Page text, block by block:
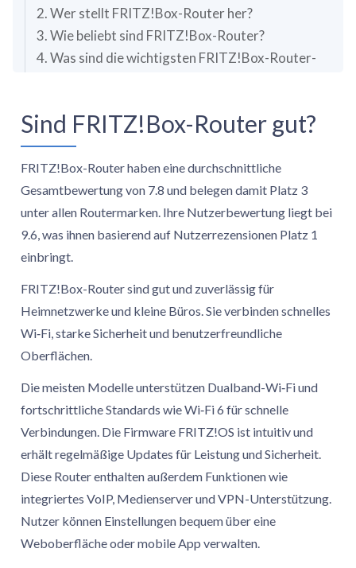
2. Wer stellt FRITZ!Box-Router her?
3. Wie beliebt sind FRITZ!Box-Router?
4. Was sind die wichtigsten FRITZ!Box-Router-
6. Worauf sollten Sie bei der Wahl des besten
FRITZ!Box-Routers achten?
Sind FRITZ!Box-Router gut?
FRITZ!Box-Router haben eine durchschnittliche
Gesamtbewertung von 7.8 und belegen damit Platz 3
unter allen Routermarken. Ihre Nutzerbewertung liegt bei
9.6, was ihnen basierend auf Nutzerrezensionen Platz 1
einbringt.
FRITZ!Box-Router sind gut und zuverlässig für
Heimnetzwerke und kleine Büros. Sie verbinden schnelles
Wi‑Fi, starke Sicherheit und benutzerfreundliche
Oberflächen.
Die meisten Modelle unterstützen Dualband-Wi‑Fi und
fortschrittliche Standards wie Wi‑Fi 6 für schnelle
Verbindungen. Die Firmware FRITZ!OS ist intuitiv und
erhält regelmäßige Updates für Leistung und Sicherheit.
Diese Router enthalten außerdem Funktionen wie
integriertes VoIP, Medienserver und VPN-Unterstützung.
Nutzer können Einstellungen bequem über eine
Weboberfläche oder mobile App verwalten.